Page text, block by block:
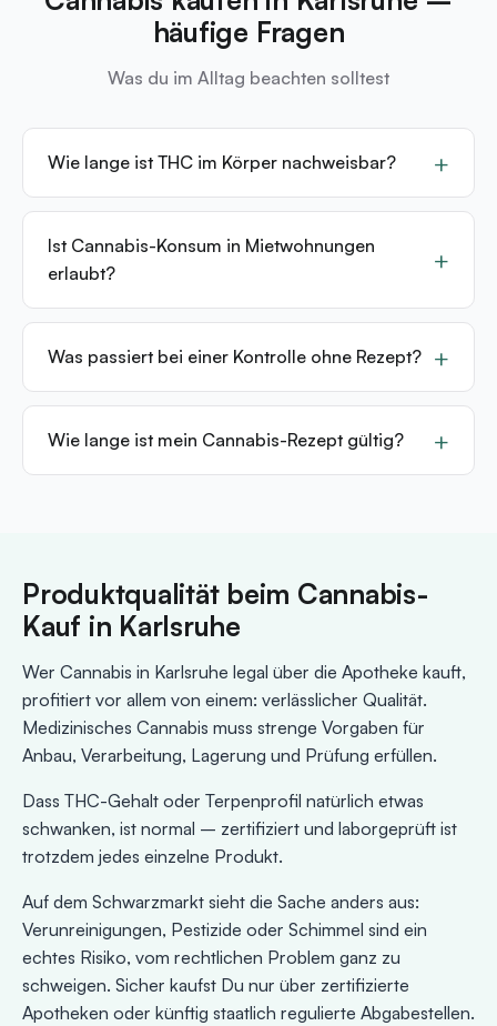
häufige Fragen
Was du im Alltag beachten solltest
Wie lange ist THC im Körper nachweisbar?
Ist Cannabis-Konsum in Mietwohnungen
erlaubt?
Was passiert bei einer Kontrolle ohne Rezept?
Wie lange ist mein Cannabis-Rezept gültig?
Produktqualität beim Cannabis-
Kauf in Karlsruhe
Wer Cannabis in Karlsruhe legal über die Apotheke kauft,
profitiert vor allem von einem: verlässlicher Qualität.
Medizinisches Cannabis muss strenge Vorgaben für
Anbau, Verarbeitung, Lagerung und Prüfung erfüllen.
Dass THC-Gehalt oder Terpenprofil natürlich etwas
schwanken, ist normal – zertifiziert und laborgeprüft ist
trotzdem jedes einzelne Produkt.
Auf dem Schwarzmarkt sieht die Sache anders aus:
Verunreinigungen, Pestizide oder Schimmel sind ein
echtes Risiko, vom rechtlichen Problem ganz zu
schweigen. Sicher kaufst Du nur über zertifizierte
Apotheken oder künftig staatlich regulierte Abgabestellen.